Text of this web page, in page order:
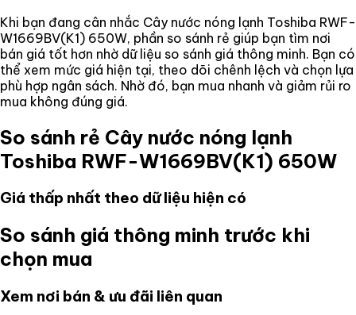
Khi bạn đang cân nhắc Cây nước nóng lạnh Toshiba RWF-
W1669BV(K1) 650W, phần so sánh rẻ giúp bạn tìm nơi
bán giá tốt hơn nhờ dữ liệu so sánh giá thông minh. Bạn có
thể xem mức giá hiện tại, theo dõi chênh lệch và chọn lựa
phù hợp ngân sách. Nhờ đó, bạn mua nhanh và giảm rủi ro
mua không đúng giá.
So sánh rẻ Cây nước nóng lạnh
Toshiba RWF-W1669BV(K1) 650W
Giá thấp nhất theo dữ liệu hiện có
So sánh giá thông minh trước khi
chọn mua
Xem nơi bán & ưu đãi liên quan